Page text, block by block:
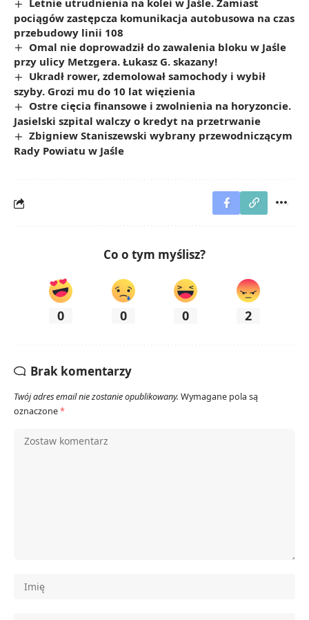
pociągów zastępcza komunikacja autobusowa na czas
przebudowy linii 108
Omal nie doprowadził do zawalenia bloku w Jaśle
przy ulicy Metzgera. Łukasz G. skazany!
Ukradł rower, zdemolował samochody i wybił
szyby. Grozi mu do 10 lat więzienia
Ostre cięcia finansowe i zwolnienia na horyzoncie.
Jasielski szpital walczy o kredyt na przetrwanie
Zbigniew Staniszewski wybrany przewodniczącym
Rady Powiatu w Jaśle
Co o tym myślisz?
0 0 0 2
Brak komentarzy
Twój adres email nie zostanie opublikowany. Wymagane pola są
oznaczone*